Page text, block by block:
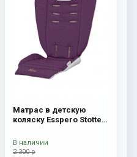
Матрас в детскую
коляску Esspero Stotte
2 300 р
В наличии